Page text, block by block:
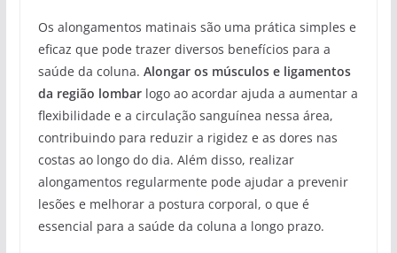
Os alongamentos matinais são uma prática simples e
eficaz que pode trazer diversos benefícios para a
saúde da coluna. Alongar os músculos e ligamentos
da região lombarlogo ao acordar ajuda a aumentar a
flexibilidade e a circulação sanguínea nessa área,
contribuindo para reduzir a rigidez e as dores nas
costas ao longo do dia. Além disso, realizar
alongamentos regularmente pode ajudar a prevenir
lesões e melhorar a postura corporal, o que é
essencial para a saúde da coluna a longo prazo.